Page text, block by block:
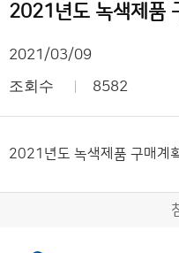
2021년도 녹색제품
2021/03/09
조회수 8582
2021년도 녹색제품 구매계